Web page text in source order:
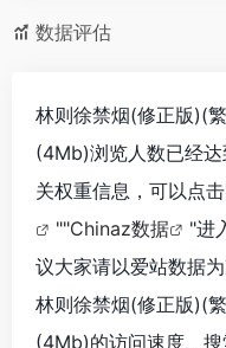
数据评估
林则徐禁烟(修正版)(
(4Mb)浏览人数已经
关权重信息，可以点
""Chinaz数据
"进
议大家请以爱站数据
林则徐禁烟(修正版)(
(4Mb)的访问速度、